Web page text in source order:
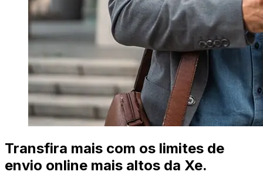
Transfira mais com os limites de
envio online mais altos da Xe.